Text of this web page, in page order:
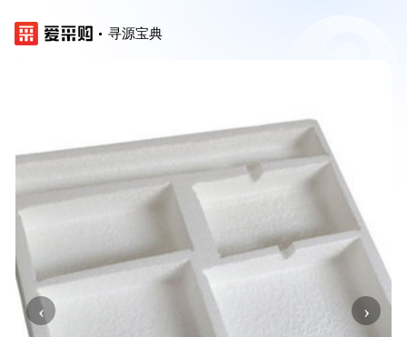
寻源宝典
‹ ›